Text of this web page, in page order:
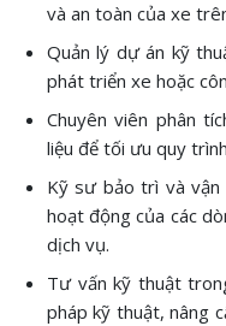
và an toàn của xe
Quản lý dự án kỹ
phát triển xe hoặc
Chuyên viên phân
liệu để tối ưu quy
Kỹ sư bảo trì và
hoạt động của các
dịch vụ.
Tư vấn kỹ thuật
pháp kỹ thuật, nâng